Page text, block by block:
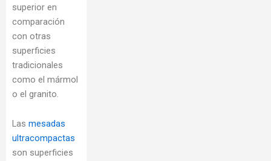
superior en
comparación
con otras
superficies
tradicionales
como el mármol
o el granito.
Las mesadas
ultracompactas
son superficies